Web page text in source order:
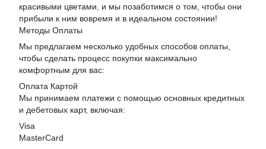
красивыми цветами, и мы позаботимся о том, чтобы они
прибыли к ним вовремя и в идеальном состоянии!
Методы Оплаты
Мы предлагаем несколько удобных способов оплаты,
чтобы сделать процесс покупки максимально
комфортным для вас:
Оплата Картой
Мы принимаем платежи с помощью основных кредитных
и дебетовых карт, включая:
Visa
MasterCard